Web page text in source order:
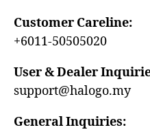
Customer Careline:
+6011-50505020
User & Dealer
support@halogo.my
General Inquiries: